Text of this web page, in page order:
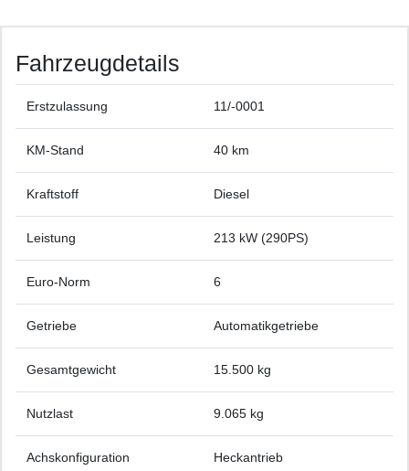
Fahrzeugdetails
Erstzulassung 11/-0001
KM-Stand 40 km
Kraftstoff Diesel
Leistung 213 kW (290PS)
Euro-Norm 6
Getriebe Automatikgetriebe
Gesamtgewicht 15.500 kg
Nutzlast 9.065 kg
Achskonfiguration Heckantrieb